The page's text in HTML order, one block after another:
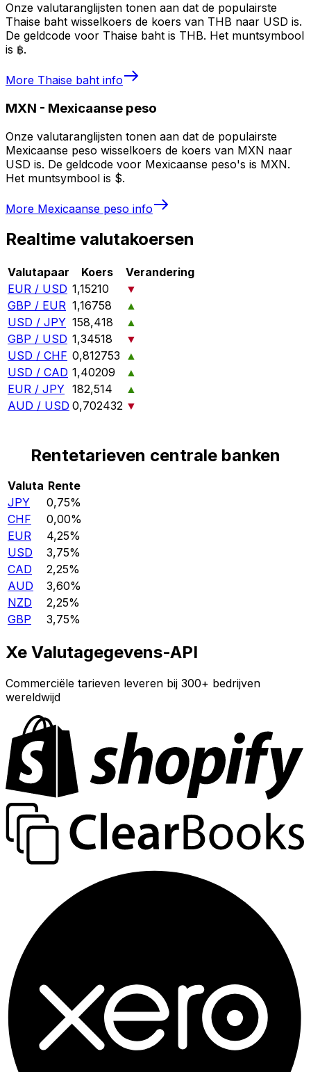
Onze valutaranglijsten tonen aan dat de populairste
Thaise baht wisselkoers de koers van THB naar USD is.
De geldcode voor Thaise baht is THB. Het muntsymbool
is ฿.
More Thaise baht info
MXN - Mexicaanse peso
Onze valutaranglijsten tonen aan dat de populairste
Mexicaanse peso wisselkoers de koers van MXN naar
USD is. De geldcode voor Mexicaanse peso's is MXN.
Het muntsymbool is $.
More Mexicaanse peso info
Realtime valutakoersen
Valutapaar Koers
Verandering
EUR / USD 1,15210
▼
GBP / EUR 1,16758
▲
USD / JPY 158,418
▲
GBP / USD 1,34518
▼
USD / CHF 0,812753 ▲
USD / CAD 1,40209
▲
EUR / JPY 182,514
▲
AUD / USD 0,702432 ▼
Rentetarieven centrale banken
Valuta Rente
JPY
0,75%
CHF
0,00%
EUR
4,25%
USD
3,75%
CAD
2,25%
AUD
3,60%
NZD
2,25%
GBP
3,75%
Xe Valutagegevens-API
Commerciële tarieven leveren bij 300+ bedrijven
wereldwijd